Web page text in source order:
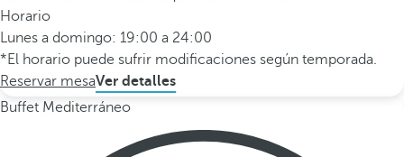
Horario
Lunes a domingo: 19:00 a 24:00
*El horario puede sufrir modificaciones según temporada.
Reservar mesaVer detalles
Buffet Mediterráneo